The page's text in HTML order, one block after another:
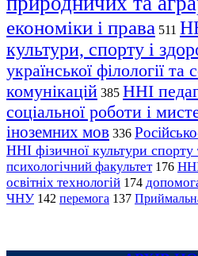
економіки і права 511
культури, спорту і
української філології та
комунікацій 385 ННІ
соціальної роботи і
іноземних мов 336
ННІ фізичної культури спорту
психологічний факультет 176
освітніх технологій 174
ЧНУ 142 перемога 137